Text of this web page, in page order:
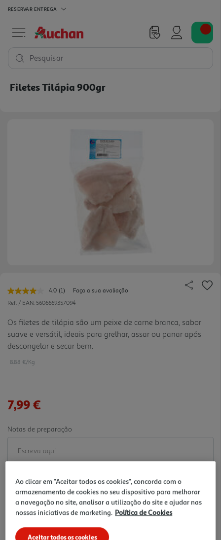
RESERVAR ENTREGA
Pesquisar
Filetes Tilápia 900gr
4.0 Leu
uma
Link
para
a
mesma
página.
(1)
Faça a sua avaliação
Ref. / EAN: 5606669357094
Os filetes de tilápia são um peixe de carne branca, sabor
suave e versátil, ideais para grelhar, assar ou panar após
descongelar e secar bem.
8.88 €/Kg
7,99 €
Notas de preparação
Ao clicar em "Aceitar todos os cookies", concorda com o
armazenamento de cookies no seu dispositivo para melhorar
a navegação no site, analisar a utilização do site e ajudar nas
nossas iniciativas de marketing. Política de Cookies
Aceitar todos os cookies